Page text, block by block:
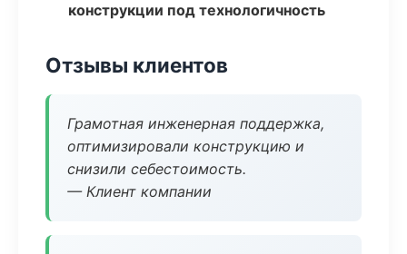
конструкции под технологичность
Отзывы клиентов
Грамотная инженерная поддержка,
оптимизировали конструкцию и
снизили себестоимость.
— Клиент компании